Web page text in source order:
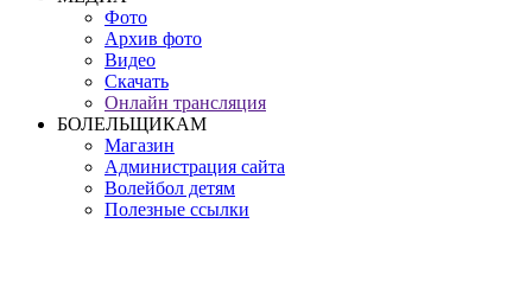
Фото
Архив фото
Видео
Скачать
Онлайн трансляция
БОЛЕЛЬЩИКАМ
Магазин
Администрация сайта
Волейбол детям
Полезные ссылки